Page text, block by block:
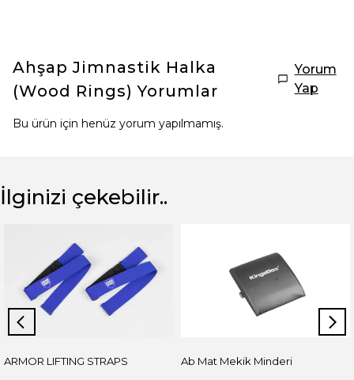
Ahşap Jimnastik Halka
(Wood Rings) Yorumlar
Yorum
Yap
Bu ürün için henüz yorum yapılmamış.
İlginizi çekebilir..
ARMOR LIFTING STRAPS Ab Mat Mekik Minderi